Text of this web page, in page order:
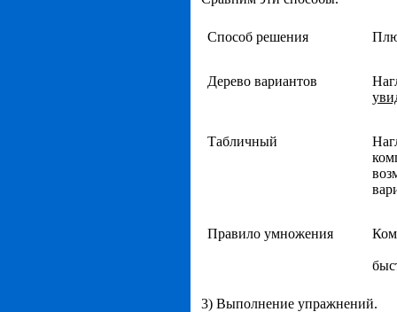
Способ решения
Дерево вариантов
Табличный
Правило умножения
3) Выполнение упражнений.